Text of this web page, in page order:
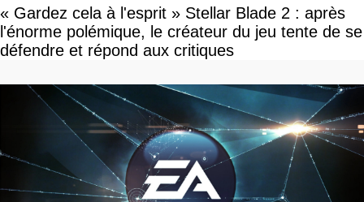
« Gardez cela à l'esprit » Stellar Blade 2 : après
l'énorme polémique, le créateur du jeu tente de se
défendre et répond aux critiques